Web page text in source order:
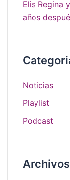
Elis Regina
años
Noticias
Playlist
Podcast
Archivos